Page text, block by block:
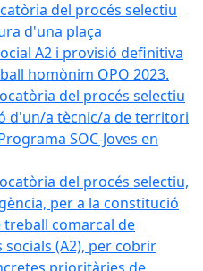
del procés selectiu
d'una plaça
A2 i provisió definitiva
homònim OPO 2023.
del procés selectiu
d'un/a tècnic/a de territori
SOC-Joves en
del procés selectiu,
per a la constitució
comarcal de
(A2), per cobrir